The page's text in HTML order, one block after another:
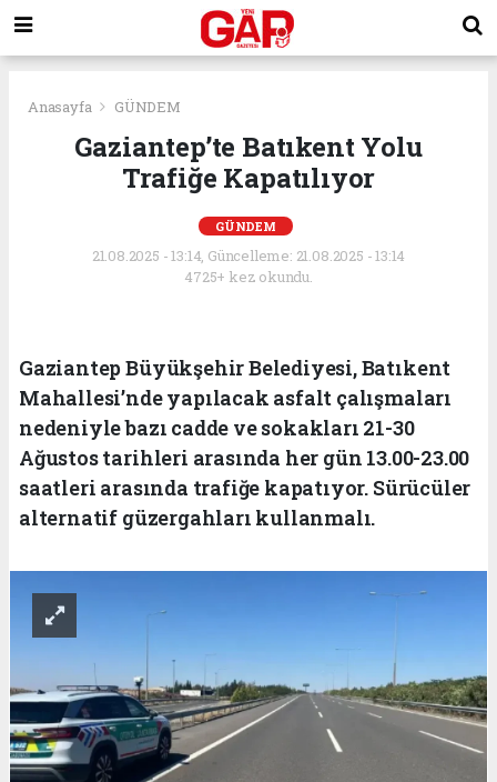
Anasayfa GÜNDEM
Gaziantep’te Batıkent Yolu
Trafiğe Kapatılıyor
GÜNDEM
21.08.2025 - 13:14, Güncelleme: 21.08.2025 - 13:14
4725+ kez okundu.
Gaziantep Büyükşehir Belediyesi, Batıkent
Mahallesi’nde yapılacak asfalt çalışmaları
nedeniyle bazı cadde ve sokakları 21-30
Ağustos tarihleri arasında her gün 13.00-23.00
saatleri arasında trafiğe kapatıyor. Sürücüler
alternatif güzergahları kullanmalı.